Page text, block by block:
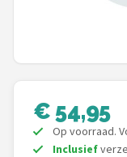
BBB Cycling
Schwalbe
Voltano
€ 54,95
Op voorraad.
Inclusief